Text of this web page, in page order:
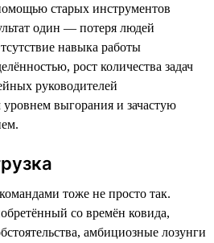
старых инструментов
один — потеря людей
навыка работы
рост количества задач
руководителей
выгорания и зачастую
тоже не просто так.
со времён ковида,
амбициозные лозунги